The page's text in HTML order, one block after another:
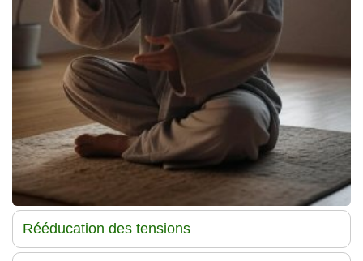
Rééducation des tensions